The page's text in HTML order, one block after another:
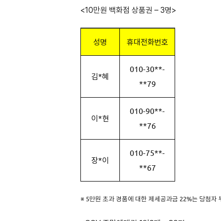
<10만원 백화점 상품권 – 3명>
성명 휴대전화번호
김*혜
010-30**-
**79
이*현
010-90**-
**76
장*이
010-75**-
**67
※ 5만원 초과 경품에 대한 제세공과금 22%는 당첨자